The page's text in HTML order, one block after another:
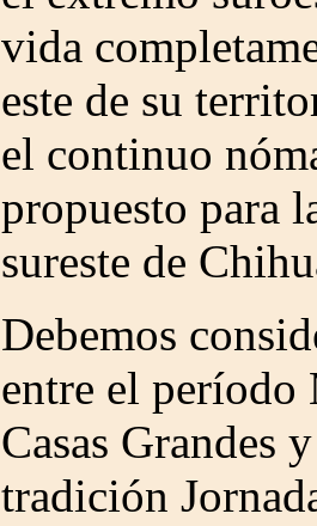
vida
este de su
el continuo
propuesto para
sureste de
Debemos
entre el
Casas Grandes
tradición